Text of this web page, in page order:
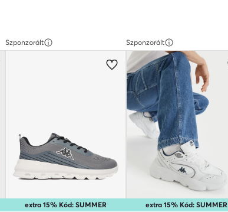
Szponzorált
extra 15% Kód: SUMMER
Szponzorált
extra 15% Kód: SUMMER